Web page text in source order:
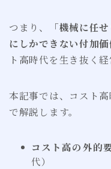
つまり、
「機械に任
にしかできない付加価
ト高時代を生き抜く経
本記事では、コスト
で解説します。
コスト高の外的
代）